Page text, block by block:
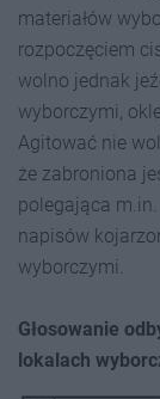
materiałów
rozpoczęciem
wolno jednak
wyborczymi,
Agitować nie
że zabroniona
polegająca
napisów
wyborczymi.
Głosowanie
lokalach